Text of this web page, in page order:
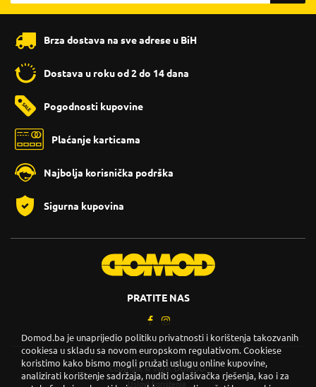
Brza dostava na sve adrese u BiH
Dostava u roku od 2 do 14 dana
Pogodnosti kupovine
Plaćanje karticama
Najbolja korisnička podrška
Sigurna kupovina
PRATITE NAS
Copyright © 2026. DOMOD.
Uslovi korištenja
Domod.ba je unaprijedio politiku privatnosti i korištenja takozvanih
cookiesa u skladu sa novom europskom regulativom. Cookiese
koristimo kako bismo mogli pružati uslugu online kupovine,
analizirati korištenje sadržaja, nuditi oglašivačka rješenja, kao i za